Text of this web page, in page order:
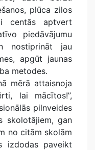
plūca zilos
centās aptvert
piedāvājumu
nostiprināt jau
apgūt jaunas
metodes.
mērā attaisnoja
lai mācītos!”,
pilnveides
skolotājiem, gan
no citām skolām
izdodas paveikt